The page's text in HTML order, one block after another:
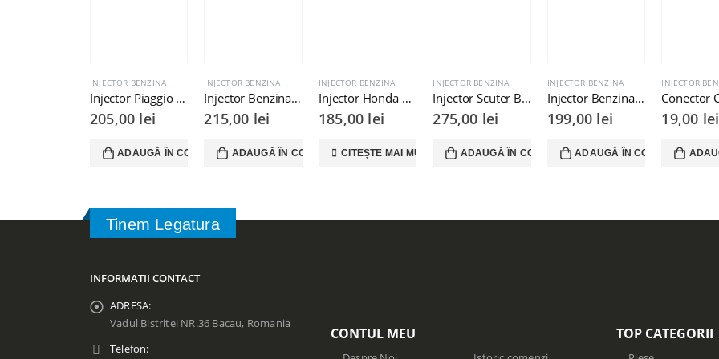
INJECTOR BENZINA
Injector Piaggio Aprillia 125 300cc
205,00 lei
ADAUGĂ ÎN COȘ
INJECTOR BENZINA
Injector Benzina Peugeot 50 Kisbee Django Streetzone
215,00 lei
ADAUGĂ ÎN COȘ
INJECTOR BENZINA
Injector Honda SH 300cc
185,00 lei
CITEȘTE MAI MULT
INJECTOR BENZINA
Injector Scuter Barton Scalpel Flash Naked Cafe Racer 50cc
275,00 lei
ADAUGĂ ÎN COȘ
INJECTOR BENZINA
Injector Benzina Honda PCX125ie SH125ie 150ie
199,00 lei
ADAUGĂ ÎN COȘ
INJECTOR
19,00 lei
Tinem Legatura
INFORMATII CONTACT
ADRESA:
Vadul Bistritei NR.36 Bacau, Romania
Telefon:
CONTUL MEU TOP CATEGORII